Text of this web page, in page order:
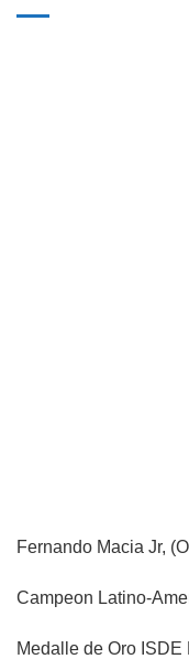
Fernando Macia Jr,
Campeon Latino-
Medalle de Oro ISDE